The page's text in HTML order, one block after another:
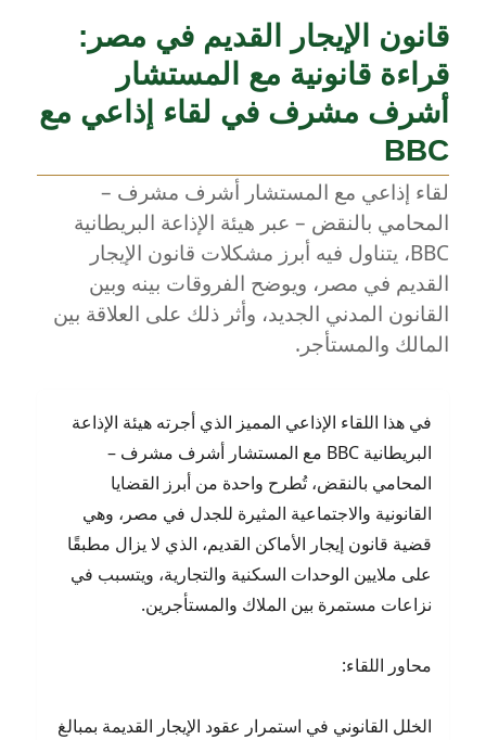
قانون الإيجار القديم في مصر:
قراءة قانونية مع المستشار
أشرف مشرف في لقاء إذاعي مع
BBC
لقاء إذاعي مع المستشار أشرف مشرف –
المحامي بالنقض – عبر هيئة الإذاعة البريطانية
BBC، يتناول فيه أبرز مشكلات قانون الإيجار
القديم في مصر، ويوضح الفروقات بينه وبين
القانون المدني الجديد، وأثر ذلك على العلاقة بين
المالك والمستأجر.
في هذا اللقاء الإذاعي المميز الذي أجرته هيئة الإذاعة
البريطانية BBC مع المستشار أشرف مشرف –
المحامي بالنقض، تُطرح واحدة من أبرز القضايا
القانونية والاجتماعية المثيرة للجدل في مصر، وهي
قضية قانون إيجار الأماكن القديم، الذي لا يزال مطبقًا
على ملايين الوحدات السكنية والتجارية، ويتسبب في
نزاعات مستمرة بين الملاك والمستأجرين.
محاور اللقاء:
الخلل القانوني في استمرار عقود الإيجار القديمة بمبالغ